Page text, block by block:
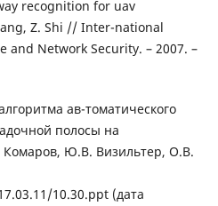
recognition for uav
Z. Shi // Inter-national
and Network Security. – 2007. –
ав-томатического
полосы на
Ю.В. Визильтер, О.В.
10.30.ppt (дата